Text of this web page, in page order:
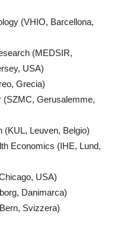
(VHIO, Barcellona,
(MEDSIR,
USA)
Grecia)
(SZMC, Gerusalemme,
(KUL, Leuven, Belgio)
Economics (IHE, Lund,
USA)
Danimarca)
Svizzera)